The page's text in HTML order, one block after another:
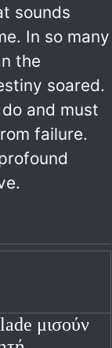
sounds
In so many
the
soared.
and must
failure.
μισούν